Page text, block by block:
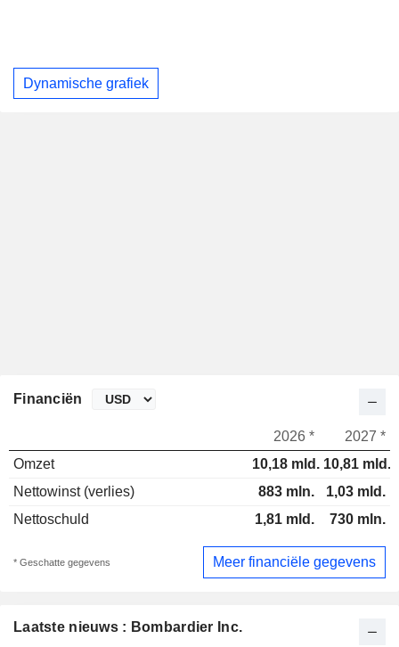
Dynamische grafiek
Laatste nieuws : Bombardier Inc.
Financiën
2026 *
2027 *
Omzet
10,18 mld. 10,81 mld.
Nettowinst (verlies)
883 mln.
1,03 mld.
Nettoschuld
1,81 mld. 730 mln.
* Geschatte gegevens Meer financiële gegevens